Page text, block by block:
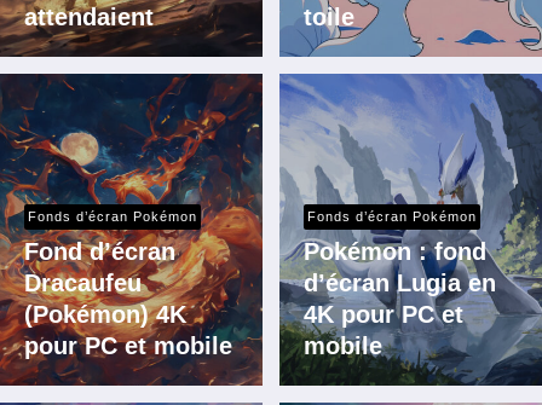
attendaient
toile
Fonds d’écran Pokémon
Fond d’écran
Dracaufeu
(Pokémon) 4K
pour PC et mobile
Fonds d’écran Pokémon
Pokémon : fond
d’écran Lugia en
4K pour PC et
mobile